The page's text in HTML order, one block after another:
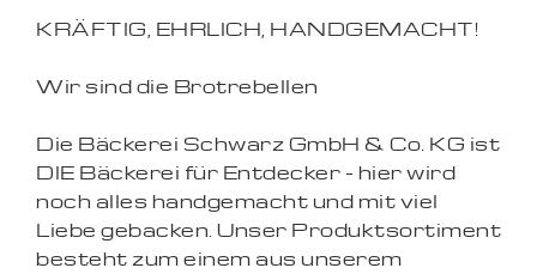
KRÄFTIG, EHRLICH, HANDGEMACHT!
Wir sind die Brotrebellen
Die Bäckerei Schwarz GmbH & Co. KG ist
DIE Bäckerei für Entdecker - hier wird
noch alles handgemacht und mit viel
Liebe gebacken. Unser Produktsortiment
besteht zum einem aus unserem